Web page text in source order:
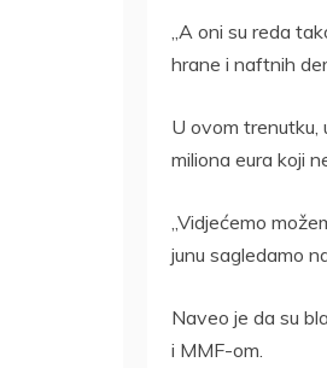
„A oni su reda
hrane i naftnih
U ovom trenutku,
miliona eura koji
„Vidjećemo
junu sagledamo
Naveo je da su
i MMF-om.